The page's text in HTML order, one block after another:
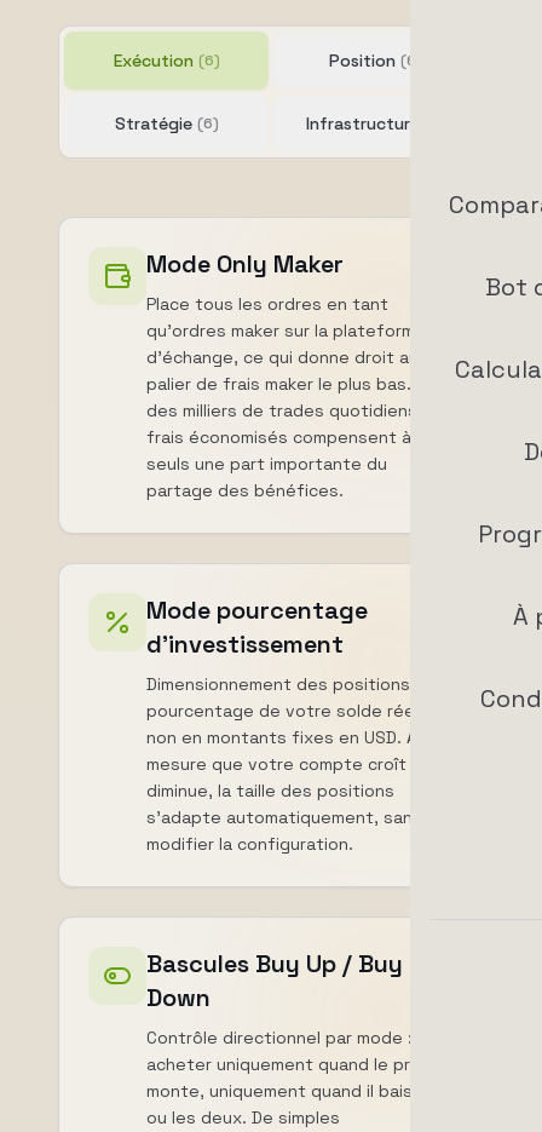
Bot
À
Exécution (6) Position (6)
Stratégie (6) Infrastructure
Exécution et modes
Mode Only Maker
Place tous les ordres en tant
qu'ordres maker sur la plateforme
d'échange, ce qui donne droit au
palier de frais maker le plus bas. Sur
des milliers de trades quotidiens, les
frais économisés compensent à eux
seuls une part importante du
partage des bénéfices.
Mode pourcentage
d'investissement
Dimensionnement des positions en
pourcentage de votre solde réel, et
non en montants fixes en USD. À
mesure que votre compte croît ou
diminue, la taille des positions
s'adapte automatiquement, sans
modifier la configuration.
Bascules Buy Up / Buy
Down
Contrôle directionnel par mode :
acheter uniquement quand le prix
monte, uniquement quand il baisse,
ou les deux. De simples